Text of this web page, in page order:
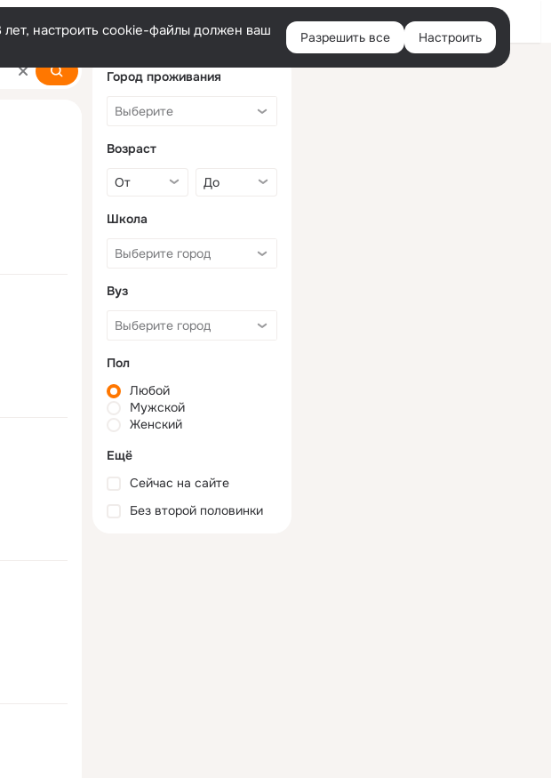
Войти
настроить cookie-файлы должен ваш
Разрешить все Настроить
Город проживания
Возраст
Школа
Вуз
Пол
Любой
Мужской
Женский
Ещё
Сейчас на сайте
Без второй половинки